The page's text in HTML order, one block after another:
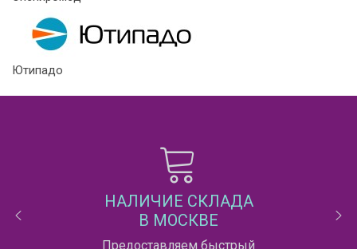
Ютипадо
НАЛИЧИЕ СКЛАДА
В МОСКВЕ
Предоставляем быстрый